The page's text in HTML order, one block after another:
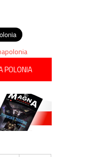
POLONIA